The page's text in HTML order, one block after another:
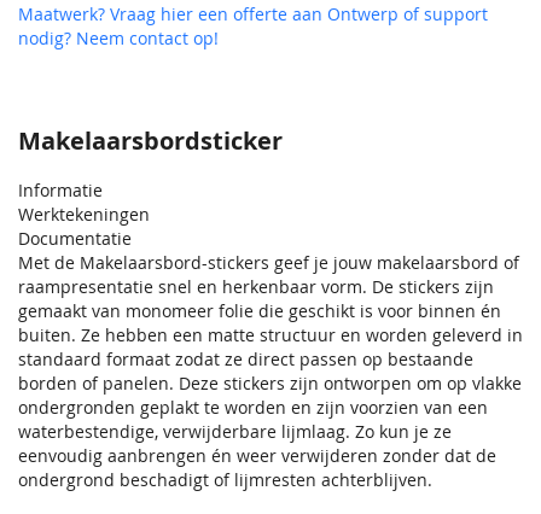
Makelaarsbordsticker
Informatie
Werktekeningen
Documentatie
Met de Makelaarsbord-stickers geef je jouw makelaarsbord of
raampresentatie snel en herkenbaar vorm. De stickers zijn
gemaakt van monomeer folie die geschikt is voor binnen én
buiten. Ze hebben een matte structuur en worden geleverd in
standaard formaat zodat ze direct passen op bestaande
borden of panelen. Deze stickers zijn ontworpen om op vlakke
ondergronden geplakt te worden en zijn voorzien van een
waterbestendige, verwijderbare lijmlaag. Zo kun je ze
eenvoudig aanbrengen én weer verwijderen zonder dat de
ondergrond beschadigt of lijmresten achterblijven.
Maatwerk? Vraag hier een offerte aan Ontwerp of support
nodig? Neem contact op!